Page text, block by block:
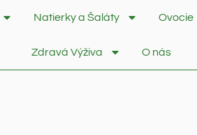
Natierky a Šaláty Ovocie
Zdravá Výživa O nás